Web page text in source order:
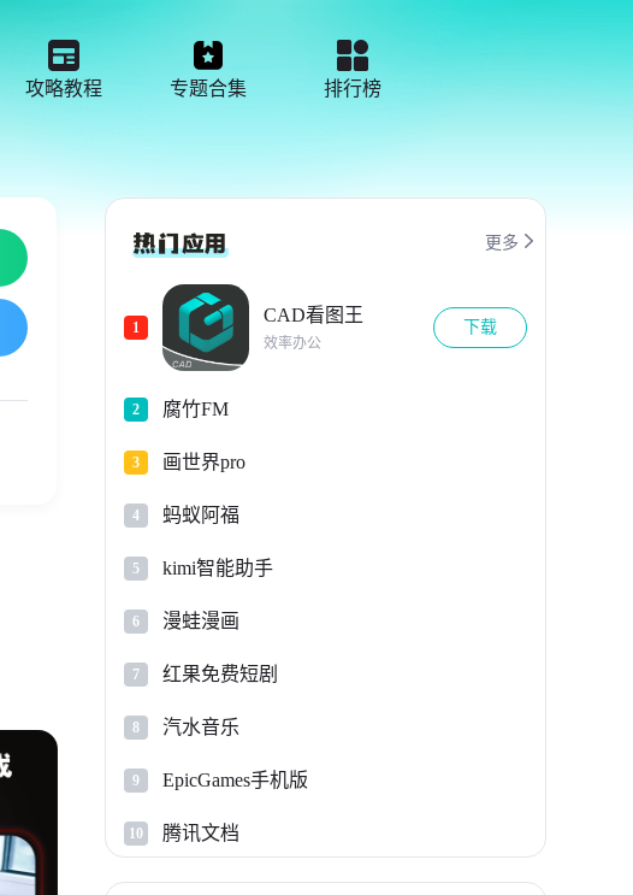
攻略教程 专题合集 排行榜
更多 
1
CAD看图王
效率办公
下载
2 腐竹FM
3 画世界pro
4 蚂蚁阿福
5 kimi智能助手
6 漫蛙漫画
7 红果免费短剧
8 汽水音乐
9 EpicGames手机版
10 腾讯文档